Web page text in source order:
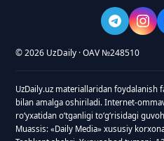
© 2026 UzDaily · OAV №248510
UzDaily.uz materiallaridan
bilan amalga oshiriladi. Internet-
roʻyxatidan oʻtganligi toʻgʻrisidagi
Muassis: «Daily Media» xususiy